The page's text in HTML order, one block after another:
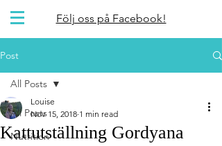
Följ oss på Facebook!
Post
All Posts
Nutrition
All Posts
Kattutställning Gordyana
Louise
Nov 15, 2018 1 min read